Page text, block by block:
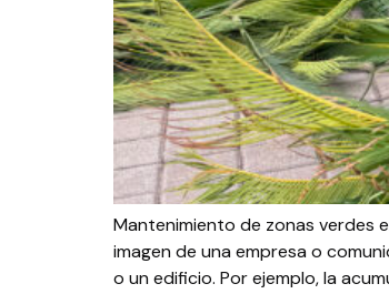
Mantenimiento de zonas verdes
imagen de una empresa o
o un edificio. Por ejemplo, la